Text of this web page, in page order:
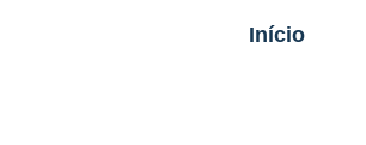
Início